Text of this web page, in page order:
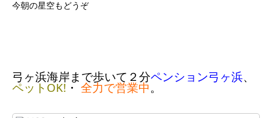
今朝の星空もどうぞ
弓ヶ浜海岸まで歩いて２分ペンション弓ヶ浜、
ペットOK! ・全力で営業中。